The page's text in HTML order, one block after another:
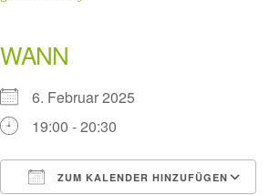
WANN
6. Februar 2025
19:00 - 20:30
ZUM KALENDER HINZUFÜGEN